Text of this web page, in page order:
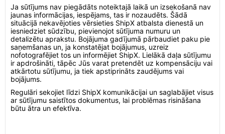
Ja sūtījums nav piegādāts noteiktajā laikā un izsekošanā nav
jaunas informācijas, iespējams, tas ir nozaudēts. Šādā
situācijā nekavējoties vērsieties ShipX atbalsta dienestā un
iesniedziet sūdzību, pievienojot sūtījuma numuru un
detalizētu aprakstu. Bojājuma gadījumā pārbaudiet paku pie
saņemšanas un, ja konstatējat bojājumus, uzreiz
nofotografējiet tos un informējiet ShipX. Lielākā daļa sūtījumu
ir apdrošināti, tāpēc Jūs varat pretendēt uz kompensāciju vai
atkārtotu sūtījumu, ja tiek apstiprināts zaudējums vai
bojājums.
Regulāri sekojiet līdzi ShipX komunikācijai un saglabājiet visus
ar sūtījumu saistītos dokumentus, lai problēmas risināšana
būtu ātra un efektīva.